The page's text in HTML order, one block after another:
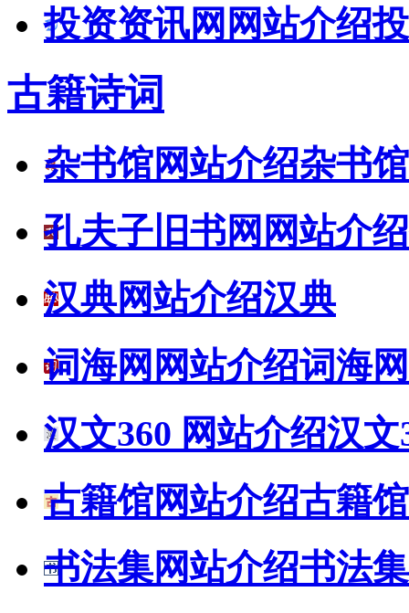
投资资讯网网站介绍
古籍诗词
杂书馆网站介绍杂书馆
孔夫子旧书网网站介绍
汉典网站介绍汉典
词海网网站介绍词海网
汉文360 网站介绍汉文
古籍馆网站介绍古籍馆
书法集网站介绍书法集